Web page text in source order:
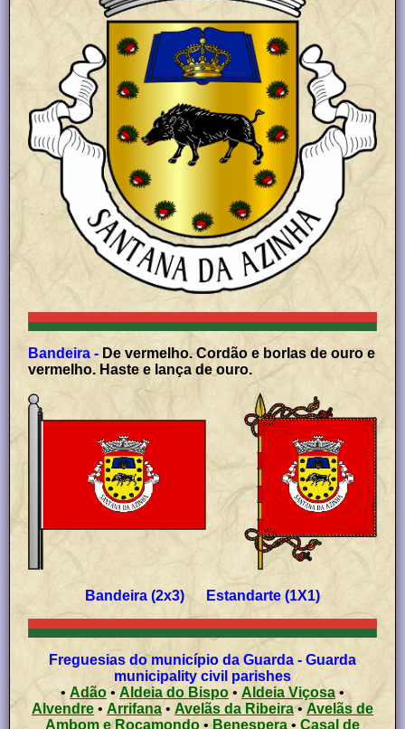
Bandeira - De vermelho. Cordão e borlas de ouro e
vermelho. Haste e lança de ouro.
Bandeira (2x3) Estandarte (1X1)
Freguesias do município da Guarda - Guarda
municipality civil parishes
• Adão• Aldeia do Bispo • Aldeia Viçosa•
Alvendre • Arrifana• Avelãs da Ribeira • Avelãs de
Ambom e Rocamondo •Benespera • Casal de